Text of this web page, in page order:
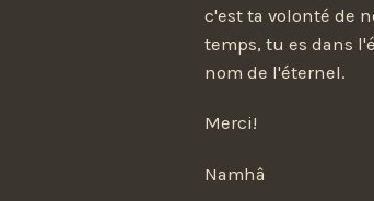
c'est ta volonté de
temps, tu es dans
nom de l'éternel.
Merci!
Namhâ